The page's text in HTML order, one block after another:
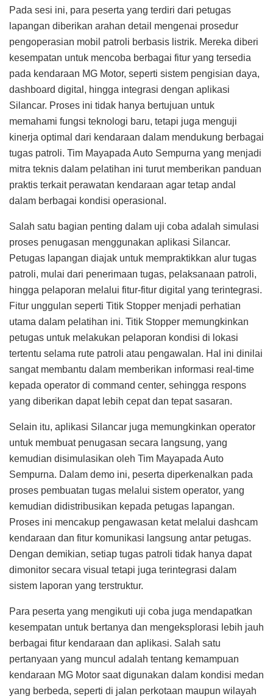
Pada sesi ini, para peserta yang terdiri dari petugas
lapangan diberikan arahan detail mengenai prosedur
pengoperasian mobil patroli berbasis listrik. Mereka diberi
kesempatan untuk mencoba berbagai fitur yang tersedia
pada kendaraan MG Motor, seperti sistem pengisian daya,
dashboard digital, hingga integrasi dengan aplikasi
Silancar. Proses ini tidak hanya bertujuan untuk
memahami fungsi teknologi baru, tetapi juga menguji
kinerja optimal dari kendaraan dalam mendukung berbagai
tugas patroli. Tim Mayapada Auto Sempurna yang menjadi
mitra teknis dalam pelatihan ini turut memberikan panduan
praktis terkait perawatan kendaraan agar tetap andal
dalam berbagai kondisi operasional.
Salah satu bagian penting dalam uji coba adalah simulasi
proses penugasan menggunakan aplikasi Silancar.
Petugas lapangan diajak untuk mempraktikkan alur tugas
patroli, mulai dari penerimaan tugas, pelaksanaan patroli,
hingga pelaporan melalui fitur-fitur digital yang terintegrasi.
Fitur unggulan seperti Titik Stopper menjadi perhatian
utama dalam pelatihan ini. Titik Stopper memungkinkan
petugas untuk melakukan pelaporan kondisi di lokasi
tertentu selama rute patroli atau pengawalan. Hal ini dinilai
sangat membantu dalam memberikan informasi real-time
kepada operator di command center, sehingga respons
yang diberikan dapat lebih cepat dan tepat sasaran.
Selain itu, aplikasi Silancar juga memungkinkan operator
untuk membuat penugasan secara langsung, yang
kemudian disimulasikan oleh Tim Mayapada Auto
Sempurna. Dalam demo ini, peserta diperkenalkan pada
proses pembuatan tugas melalui sistem operator, yang
kemudian didistribusikan kepada petugas lapangan.
Proses ini mencakup pengawasan ketat melalui dashcam
kendaraan dan fitur komunikasi langsung antar petugas.
Dengan demikian, setiap tugas patroli tidak hanya dapat
dimonitor secara visual tetapi juga terintegrasi dalam
sistem laporan yang terstruktur.
Para peserta yang mengikuti uji coba juga mendapatkan
kesempatan untuk bertanya dan mengeksplorasi lebih jauh
berbagai fitur kendaraan dan aplikasi. Salah satu
pertanyaan yang muncul adalah tentang kemampuan
kendaraan MG Motor saat digunakan dalam kondisi medan
yang berbeda, seperti di jalan perkotaan maupun wilayah